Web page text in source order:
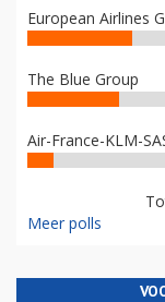
European Airlines
The Blue Group
Air-France-KLM-
Meer polls